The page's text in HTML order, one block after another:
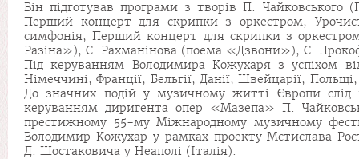
Він підготував програми з творів П.
Перший концерт для скрипки з оркестром,
симфонія, Перший концерт для скрипки з
Разіна»), С. Рахманінова (поема «Дзвони»), С.
Під керуванням Володимира Кожухаря з успіхом
Німеччині, Франції, Бельгії, Данії, Швейцарії, Польщі,
До значних подій у музичному житті Європи слід
керуванням диригента опер «Мазепа» П.
престижному 55-му Міжнародному музичному
Володимир Кожухар у рамках проекту Мстислава
Д. Шостаковича у Неаполі (Італія).